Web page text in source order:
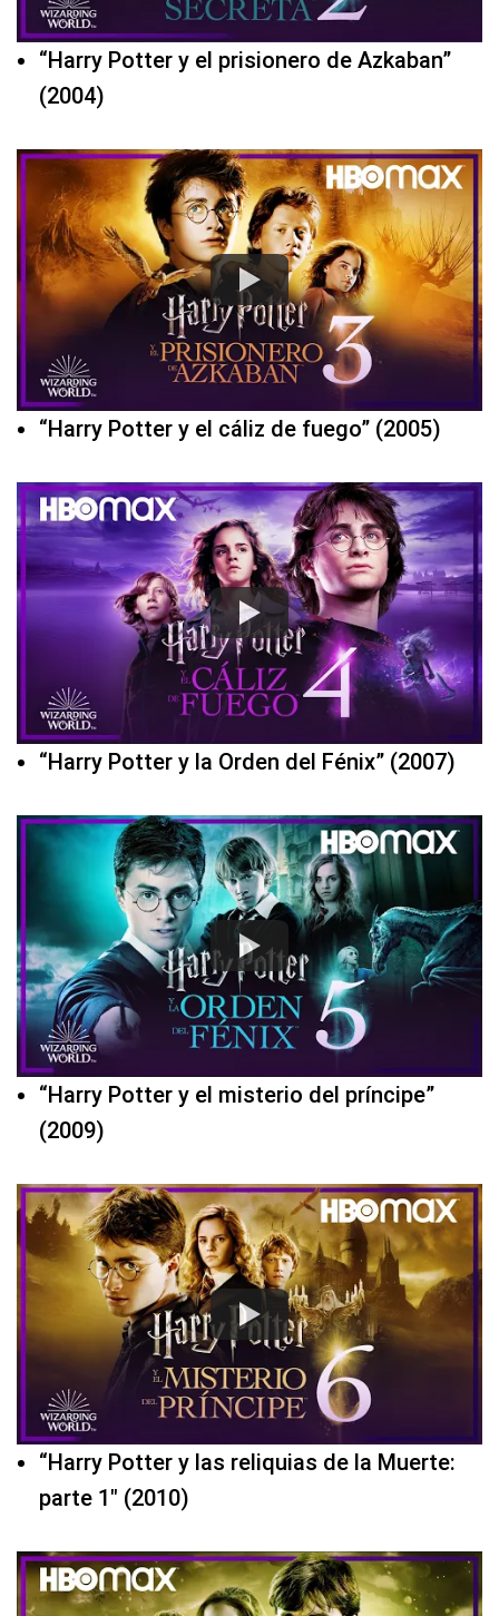
“Harry Potter y el prisionero de Azkaban”
(2004)
“Harry Potter y el cáliz de fuego” (2005)
“Harry Potter y la Orden del Fénix” (2007)
“Harry Potter y el misterio del príncipe”
(2009)
“Harry Potter y las reliquias de la Muerte:
parte 1″ (2010)